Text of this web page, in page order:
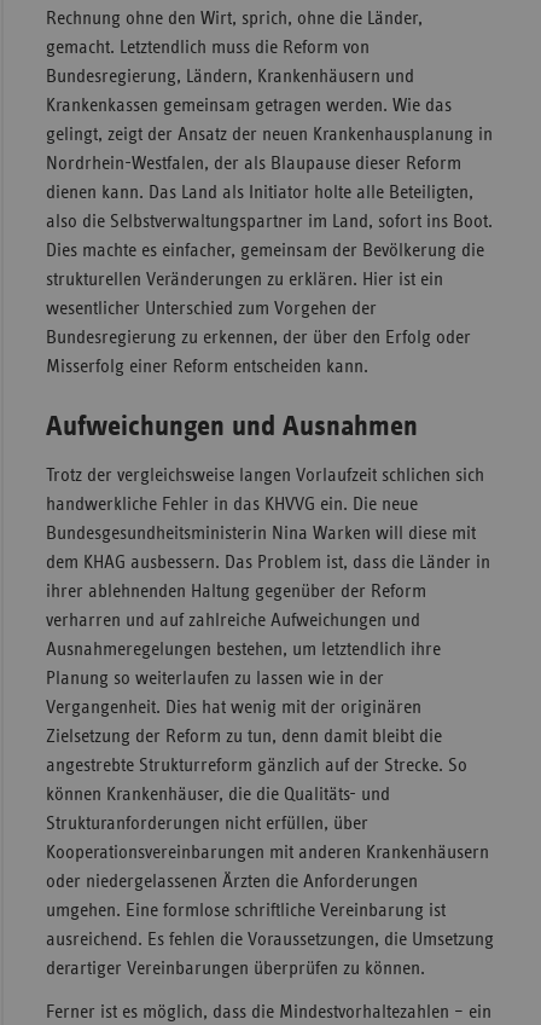
Rechnung ohne den Wirt, sprich, ohne die Länder,
gemacht. Letztendlich muss die Reform von
Bundesregierung, Ländern, Krankenhäusern und
Krankenkassen gemeinsam getragen werden. Wie das
gelingt, zeigt der Ansatz der neuen Krankenhausplanung in
Nordrhein-Westfalen, der als Blaupause dieser Reform
dienen kann. Das Land als Initiator holte alle Beteiligten,
also die Selbstverwaltungspartner im Land, sofort ins Boot.
Dies machte es einfacher, gemeinsam der Bevölkerung die
strukturellen Veränderungen zu erklären. Hier ist ein
wesentlicher Unterschied zum Vorgehen der
Bundesregierung zu erkennen, der über den Erfolg oder
Misserfolg einer Reform entscheiden kann.
Aufweichungen und Ausnahmen
Trotz der vergleichsweise langen Vorlaufzeit schlichen sich
handwerkliche Fehler in das KHVVG ein. Die neue
Bundesgesundheitsministerin Nina Warken will diese mit
dem KHAG ausbessern. Das Problem ist, dass die Länder in
ihrer ablehnenden Haltung gegenüber der Reform
verharren und auf zahlreiche Aufweichungen und
Ausnahmeregelungen bestehen, um letztendlich ihre
Planung so weiterlaufen zu lassen wie in der
Vergangenheit. Dies hat wenig mit der originären
Zielsetzung der Reform zu tun, denn damit bleibt die
angestrebte Strukturreform gänzlich auf der Strecke. So
können Krankenhäuser, die die Qualitäts- und
Strukturanforderungen nicht erfüllen, über
Kooperationsvereinbarungen mit anderen Krankenhäusern
oder niedergelassenen Ärzten die Anforderungen
umgehen. Eine formlose schriftliche Vereinbarung ist
ausreichend. Es fehlen die Voraussetzungen, die Umsetzung
derartiger Vereinbarungen überprüfen zu können.
Ferner ist es möglich, dass die Mindestvorhaltezahlen – ein